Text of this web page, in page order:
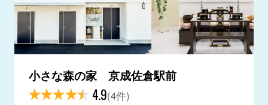
小さな森の家 京成佐倉駅前
4.9(4件)